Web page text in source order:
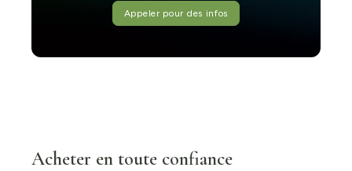
Appeler pour des infos
Acheter en toute confiance